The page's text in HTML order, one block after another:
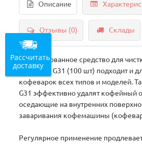
Описание
Отзывы (0) Склады
Таблетированное средство для
PROXIMA G31 (100 шт) подходит и
кофеварок всех типов и моделей.
G31 эффективно удалят кофейный
оседающие на внутренних
заваривания кофемашины
Регулярное применение
Рассчитать
доставку